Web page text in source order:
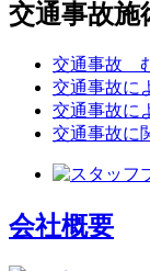
交通事故施
交通事故
交通事故に
交通事故に
交通事故に
会社概要